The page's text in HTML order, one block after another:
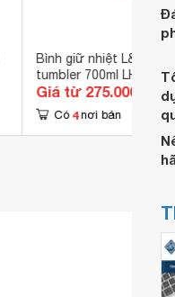
Bình giữ nhiệt L&L
tumbler 700ml LHC1458
Giá từ 275.000 đ
Có 4 nơi bán